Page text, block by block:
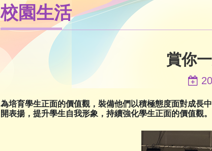
校園生活
賞你
為培育學生正面的價值觀，裝備他們以積極態度面對成長
開表揚，提升學生自我形象，持續強化學生正面的價值觀。